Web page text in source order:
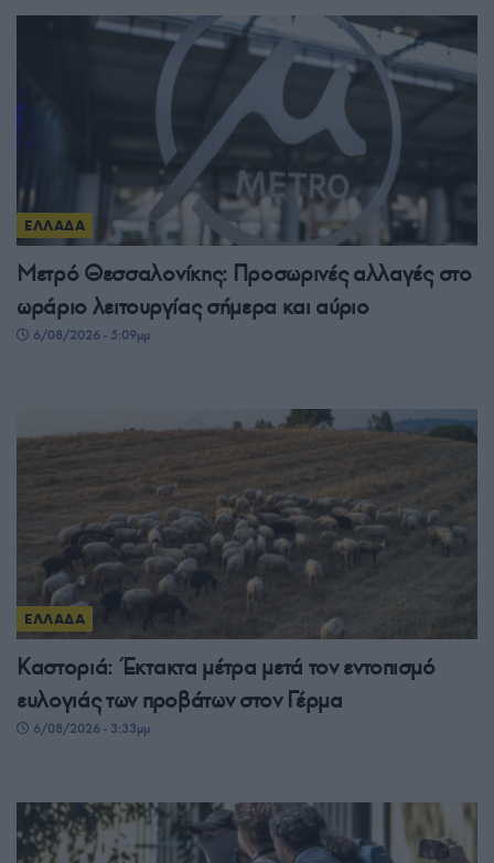
ΕΛΛΑΔΑ
Μετρό Θεσσαλονίκης: Προσωρινές αλλαγές στο
ωράριο λειτουργίας σήμερα και αύριο
6/08/2026 - 5:09μμ
ΕΛΛΑΔΑ
Καστοριά: Έκτακτα μέτρα μετά τον εντοπισμό
ευλογιάς των προβάτων στον Γέρμα
6/08/2026 - 3:33μμ